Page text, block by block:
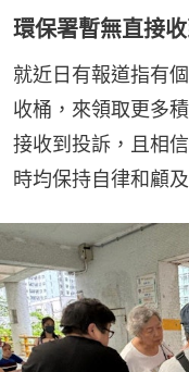
環保署暫無直接
就近日有報道指有
收桶，來領取更多
接收到投訴，且相
時均保持自律和顧